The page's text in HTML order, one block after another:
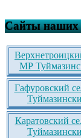
Сайты наших
МР
Гафуровский
Каратовский